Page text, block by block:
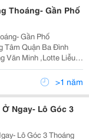
Thoáng- Gần Phố
Gần Phố
Tâm Quận Ba Đình
Văn Minh ,Lotte Liễu
Cho
>1 năm
Ngay- Lô Góc 3
Lô Góc 3 Thoáng